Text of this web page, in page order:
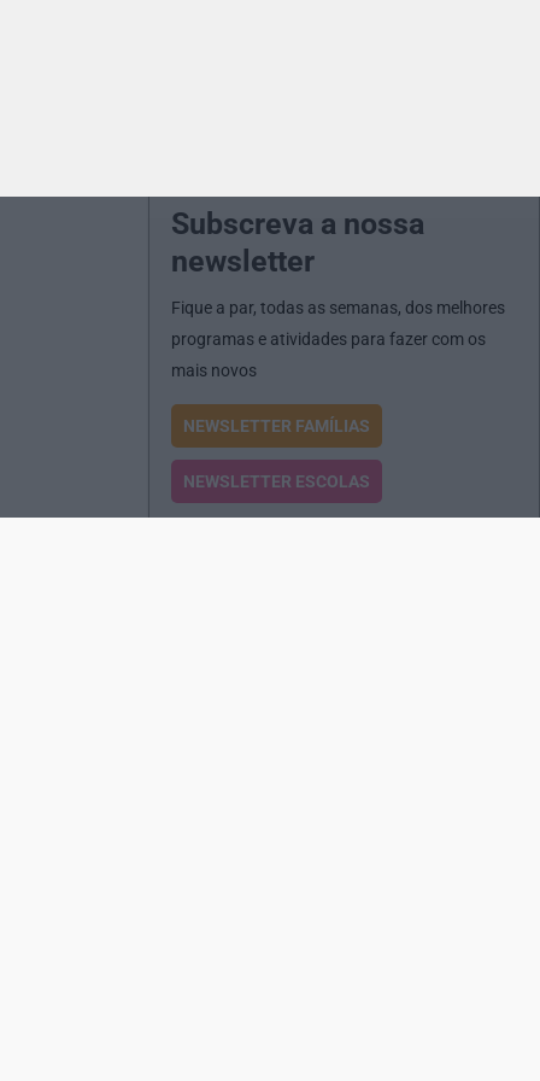
Subscreva a nossa
newsletter
Fique a par, todas as semanas, dos melhores
programas e atividades para fazer com os
mais novos
NEWSLETTER FAMÍLIAS
NEWSLETTER ESCOLAS